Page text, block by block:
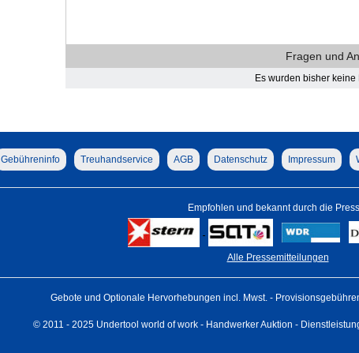
Fragen und
Es wurden bisher keine
Gebühreninfo Treuhandservice AGB Datenschutz Impressum
Empfohlen und bekannt durch die
Alle Pressemitteilungen
Gebote und Optionale Hervorhebungen incl. Mwst. -
© 2011 - 2025 Undertool world of work - Handwerker Auktion -